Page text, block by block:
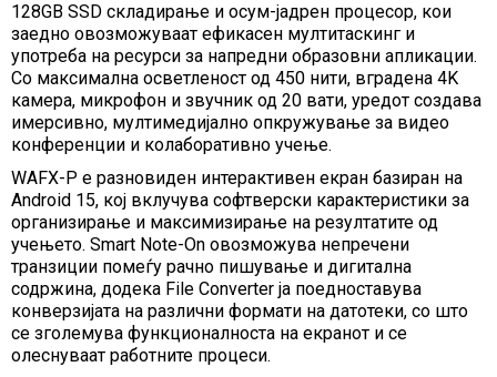
128GB SSD складирање и осум-јадрен процесор, кои
заедно овозможуваат ефикасен мултитаскинг и
употреба на ресурси за напредни образовни апликации.
Со максимална осветленост од 450 нити, вградена 4K
камера, микрофон и звучник од 20 вати, уредот создава
имерсивно, мултимедијално опкружување за видео
конференции и колаборативно учење.
WAFX-P е разновиден интерактивен екран базиран на
Android 15, кој вклучува софтверски карактеристики за
организирање и максимизирање на резултатите од
учењето. Smart Note-On овозможува непречени
транзиции помеѓу рачно пишување и дигитална
содржина, додека File Converter ја поедноставува
конверзијата на различни формати на датотеки, со што
се зголемува функционалноста на екранот и се
олеснуваат работните процеси.